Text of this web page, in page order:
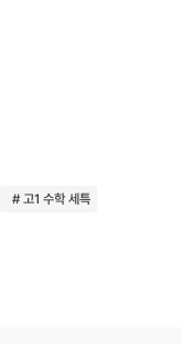
# 고1 수학 세특